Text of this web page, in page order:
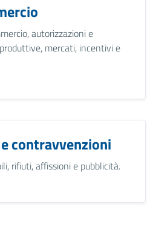
autorizzazioni e
mercati, incentivi e
contravvenzioni
rifiuti, affissioni e pubblicità.